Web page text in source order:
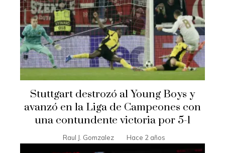
Stuttgart destrozó al Young Boys y
avanzó en la Liga de Campeones con
una contundente victoria por 5-1
Raul J. Gomzalez Hace 2 años